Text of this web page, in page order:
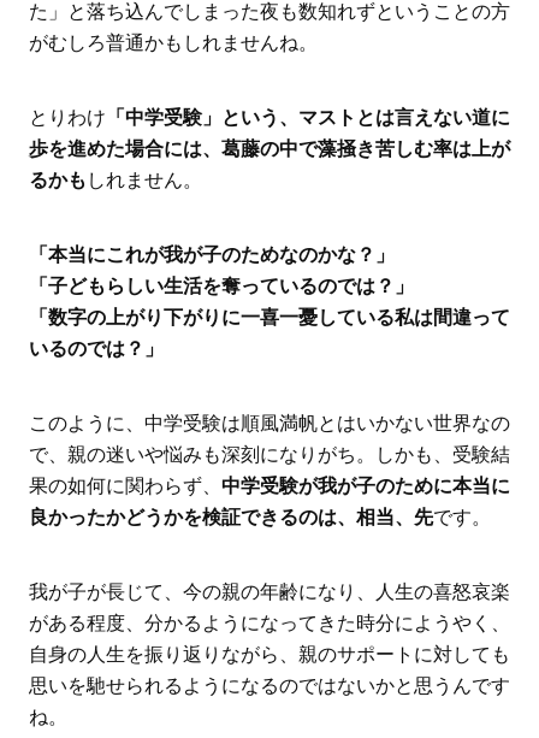
た」と落ち込んでしまった夜も数知れずということの方
がむしろ普通かもしれませんね。
とりわけ 「中学受験」という、マストとは言えない道に
歩を進めた場合には、葛藤の中で藻掻き苦しむ率は上が
るかも しれません。
「本当にこれが我が子のためなのかな？」
「子どもらしい生活を奪っているのでは？」
「数字の上がり下がりに一喜一憂している私は間違って
いるのでは？」
このように、中学受験は順風満帆とはいかない世界なの
で、親の迷いや悩みも深刻になりがち。しかも、受験結
果の如何に関わらず、 中学受験が我が子のために本当に
良かったかどうかを検証できるのは、相当、先です。
我が子が長じて、今の親の年齢になり、人生の喜怒哀楽
がある程度、分かるようになってきた時分にようやく、
自身の人生を振り返りながら、親のサポートに対しても
思いを馳せられるようになるのではないかと思うんです
ね。